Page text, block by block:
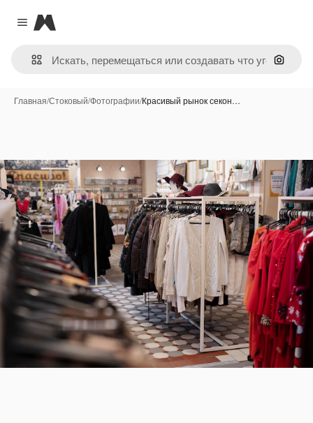
Close menu
Magnific
Поиск
Главная/Стоковый/Фотографии/Красивый рынок секон…